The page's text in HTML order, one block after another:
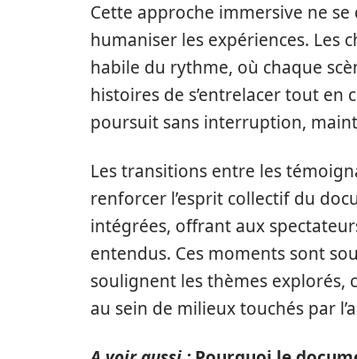
Cette approche immersive ne
humaniser les expériences.
habile du rythme, où chaque
histoires de s’entrelacer tout
poursuit sans interruption,
Les transitions entre les
renforcer l’esprit collectif du
intégrées, offrant aux
entendus. Ces moments sont
soulignent les thèmes
au sein de milieux touchés par